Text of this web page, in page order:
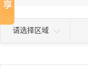
请选择区域